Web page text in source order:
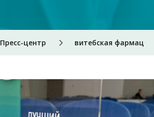
Пресс-центр витебская фармация